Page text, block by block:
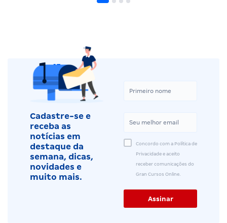
Cadastre-se e
receba as
notícias em
destaque da
semana, dicas,
novidades e
muito mais.
Concordo com a Política de
Privacidade e aceito
receber comunicações do
Gran Cursos Online.